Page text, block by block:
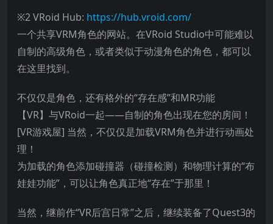
※2 VRoid Hub: https://hub.vroid.com/
一个共享VRM角色的网站。在VRoid Studio中可能难以
自制的高级角色，或者类似于动漫角色的角色，都可以
在这里找到。
不仅仅是角色，还有格外的“存在感”和MR功能
【VR】与VRoid一起——自制的角色出现在您的房间！
[VR游戏屋] 当然，不仅仅是加载VRM角色并进行动画处
理！
为加载的角色添加碰撞器（碰撞检测）和物理计算的“布
娃娃功能”，可以让角色真正地“存在”于那里！
当然，继前作“VR后宫日常”之后，继续装备了Quest3的